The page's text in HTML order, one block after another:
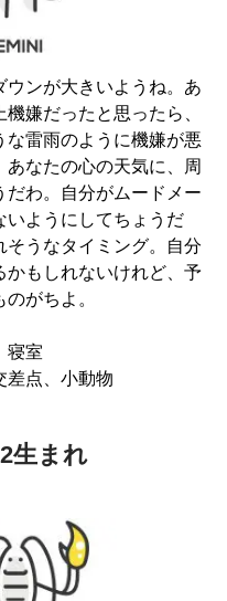
ンが大きいようね。あ
嫌だったと思ったら、
な雷雨のように機嫌が悪
なたの心の天気に、周
だわ。自分がムードメー
いようにしてちょうだ
そうなタイミング。自分
かもしれないけれど、予
がちよ。
寝室
差点、小動物
生まれ